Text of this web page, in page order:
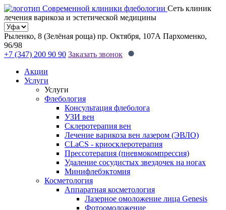
Сеть клиник
лечения варикоза и эстетической медицины
Рыленко, 8 (Зелёная роща) пр. Октября, 107А Пархоменко,
96/98
+7 (347) 200 90 90 Заказать звонок
Акции
Услуги
Услуги
Флебология
Консультация флеболога
УЗИ вен
Склеротерапия вен
Лечение варикоза вен лазером (ЭВЛО)
CLaCS - криосклеротерапия
Прессотерапия (пневмокомпрессия)
Удаление сосудистых звездочек на ногах
Минифлебэктомия
Косметология
Аппаратная косметология
Лазерное омоложение лица Genesis
Фотоомоложение